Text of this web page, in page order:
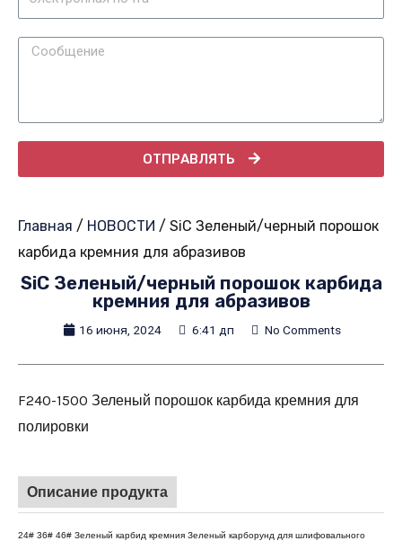
ОТПРАВЛЯТЬ
Главная / НОВОСТИ / SiC Зеленый/черный порошок
карбида кремния для абразивов
SiC Зеленый/черный порошок карбида
кремния для абразивов
16 июня, 2024 6:41 дп No Comments
F240-1500 Зеленый порошок карбида кремния для
полировки
Описание продукта
24# 36# 46# Зеленый карбид кремния Зеленый карборунд для шлифовального